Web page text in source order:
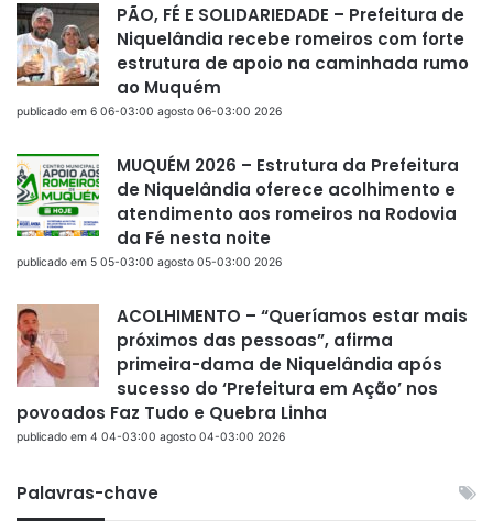
PÃO, FÉ E SOLIDARIEDADE – Prefeitura de
Niquelândia recebe romeiros com forte
estrutura de apoio na caminhada rumo
ao Muquém
publicado em 6 06-03:00 agosto 06-03:00 2026
MUQUÉM 2026 – Estrutura da Prefeitura
de Niquelândia oferece acolhimento e
atendimento aos romeiros na Rodovia
da Fé nesta noite
publicado em 5 05-03:00 agosto 05-03:00 2026
ACOLHIMENTO – “Queríamos estar mais
próximos das pessoas”, afirma
primeira-dama de Niquelândia após
sucesso do ‘Prefeitura em Ação’ nos
povoados Faz Tudo e Quebra Linha
publicado em 4 04-03:00 agosto 04-03:00 2026
Palavras-chave